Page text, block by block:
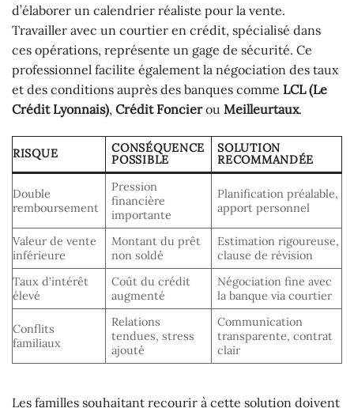
d’élaborer un calendrier réaliste pour la vente.
Travailler avec un courtier en crédit, spécialisé dans
ces opérations, représente un gage de sécurité. Ce
professionnel facilite également la négociation des taux
et des conditions auprès des banques comme LCL (Le
Crédit Lyonnais), Crédit Foncierou Meilleurtaux.
RISQUE
CONSÉQUENCE
POSSIBLE
SOLUTION
RECOMMANDÉE
Double
remboursement
Pression
financière
importante
Planification préalable,
apport personnel
Valeur de vente
inférieure
Montant du prêt
non soldé
Estimation rigoureuse,
clause de révision
Taux d’intérêt
élevé
Coût du crédit
augmenté
Négociation fine avec
la banque via courtier
Conflits
familiaux
Relations
tendues, stress
ajouté
Communication
transparente, contrat
clair
Les familles souhaitant recourir à cette solution doivent